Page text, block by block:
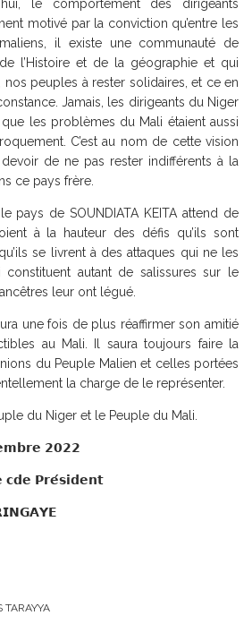
le comportement des dirigeants
motivé par la conviction qu’entre les
il existe une communauté de
l’Histoire et de la géographie et qui
peuples à rester solidaires, et ce en
Jamais, les dirigeants du Niger
que les problèmes du Mali étaient aussi
C’est au nom de cette vision
de ne pas rester indifférents à la
ce pays frère.
pays de SOUNDIATA KEITA attend de
à la hauteur des défis qu’ils sont
se livrent à des attaques qui ne les
autant de salissures sur le
leur ont légué.
une fois de plus réaffirmer son amitié
au Mali. Il saura toujours faire la
du Peuple Malien et celles portées
la charge de le représenter.
du Niger et le Peuple du Mali.
𝟮𝟬𝟮𝟮
𝗰𝗱𝗲 𝗣𝗿𝗲́𝘀𝗶𝗱𝗲𝗻𝘁
TARAYYA